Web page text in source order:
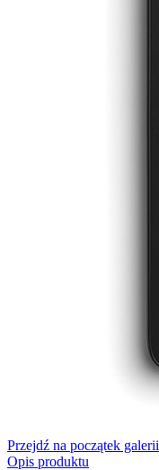
Przejdź na początek galerii
Opis produktu